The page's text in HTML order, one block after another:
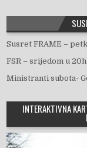
Susret FRAME –
FSR – srijedom u 20h
Ministranti subota-
INTERAKTIVNA